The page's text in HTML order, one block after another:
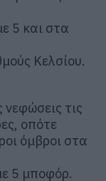
5 και στα
Κελσίου.
νεφώσεις τις
οπότε
όμβροι στα
5 μποφόρ.